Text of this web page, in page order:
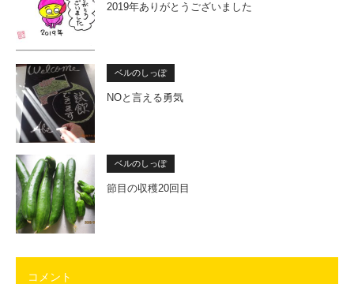
2019年ありがとうございました
ベルのしっぽ
NOと言える勇気
ベルのしっぽ
節目の収穫20回目
コメント